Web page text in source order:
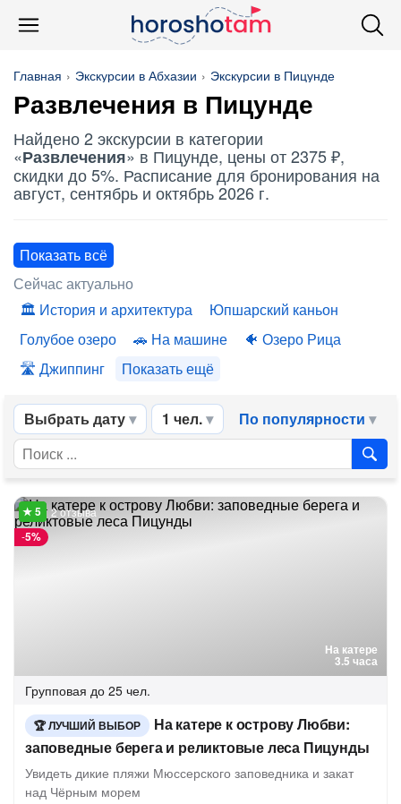
Главная Экскурсии в Абхазии Экскурсии в Пицунде
Развлечения в Пицунде
Найдено 2 экскурсии в категории
«Развлечения» в Пицунде, цены от 2375 ₽,
скидки до 5%. Расписание для бронирования на
август, сентябрь и октябрь 2026 г.
Показать всё
Сейчас актуально
История и архитектура
Юпшарский каньон
Голубое озеро
На машине
Озеро Рица
Джиппинг
Показать ещё
Выбрать дату 1 чел. По популярности
На катере
3.5 часа
-5%
2 отзыва
Групповая до 25 чел.
ЛУЧШИЙ ВЫБОР
На катере к острову Любви:
заповедные берега и реликтовые леса Пицунды
Увидеть дикие пляжи Мюссерского заповедника и закат
над Чёрным морем